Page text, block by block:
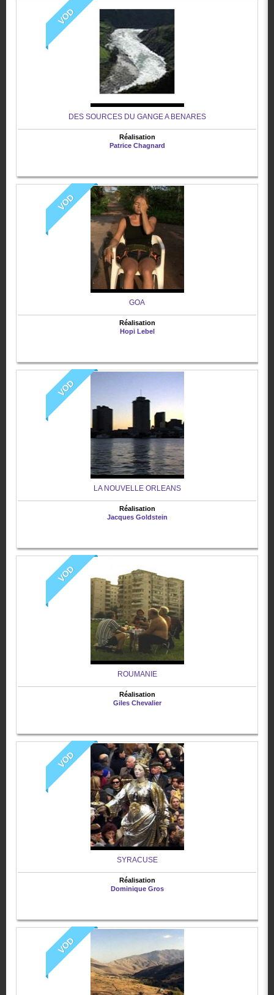
VOD
DES SOURCES DU GANGE A BENARES
Réalisation
Patrice Chagnard
VOD
GOA
Réalisation
Hopi Lebel
VOD
LA NOUVELLE ORLEANS
Réalisation
Jacques Goldstein
VOD
ROUMANIE
Réalisation
Giles Chevalier
VOD
SYRACUSE
Réalisation
Dominique Gros
VOD